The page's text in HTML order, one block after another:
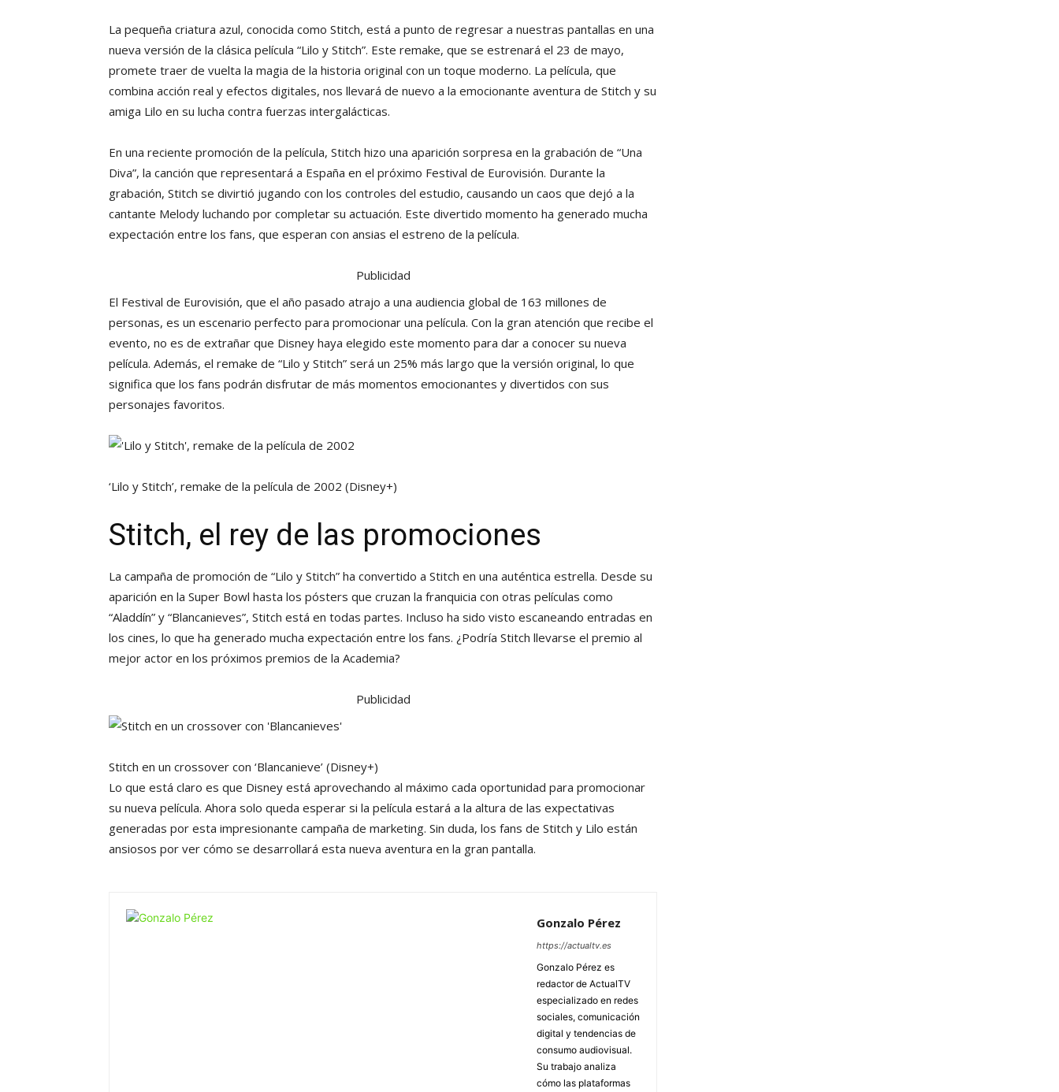
La pequeña criatura azul, conocida como Stitch, está a punto de regresar a nuestras pantallas en una
nueva versión de la clásica película “Lilo y Stitch”. Este remake, que se estrenará el 23 de mayo,
promete traer de vuelta la magia de la historia original con un toque moderno. La película, que
combina acción real y efectos digitales, nos llevará de nuevo a la emocionante aventura de Stitch y su
amiga Lilo en su lucha contra fuerzas intergalácticas.
En una reciente promoción de la película, Stitch hizo una aparición sorpresa en la grabación de “Una
Diva”, la canción que representará a España en el próximo Festival de Eurovisión. Durante la
grabación, Stitch se divirtió jugando con los controles del estudio, causando un caos que dejó a la
cantante Melody luchando por completar su actuación. Este divertido momento ha generado mucha
expectación entre los fans, que esperan con ansias el estreno de la película.
Publicidad
El Festival de Eurovisión, que el año pasado atrajo a una audiencia global de 163 millones de
personas, es un escenario perfecto para promocionar una película. Con la gran atención que recibe el
evento, no es de extrañar que Disney haya elegido este momento para dar a conocer su nueva
película. Además, el remake de “Lilo y Stitch” será un 25% más largo que la versión original, lo que
significa que los fans podrán disfrutar de más momentos emocionantes y divertidos con sus
personajes favoritos.
‘Lilo y Stitch’, remake de la película de 2002 (Disney+)
Stitch, el rey de las promociones
La campaña de promoción de “Lilo y Stitch” ha convertido a Stitch en una auténtica estrella. Desde su
aparición en la Super Bowl hasta los pósters que cruzan la franquicia con otras películas como
“Aladdín” y “Blancanieves”, Stitch está en todas partes. Incluso ha sido visto escaneando entradas en
los cines, lo que ha generado mucha expectación entre los fans. ¿Podría Stitch llevarse el premio al
mejor actor en los próximos premios de la Academia?
Publicidad
Stitch en un crossover con ‘Blancanieve’ (Disney+)
Lo que está claro es que Disney está aprovechando al máximo cada oportunidad para promocionar
su nueva película. Ahora solo queda esperar si la película estará a la altura de las expectativas
generadas por esta impresionante campaña de marketing. Sin duda, los fans de Stitch y Lilo están
ansiosos por ver cómo se desarrollará esta nueva aventura en la gran pantalla.
Gonzalo Pérez
https://actualtv.es
Gonzalo Pérez es
redactor de ActualTV
especializado en redes
sociales, comunicación
digital y tendencias de
consumo audiovisual.
Su trabajo analiza
cómo las plataformas